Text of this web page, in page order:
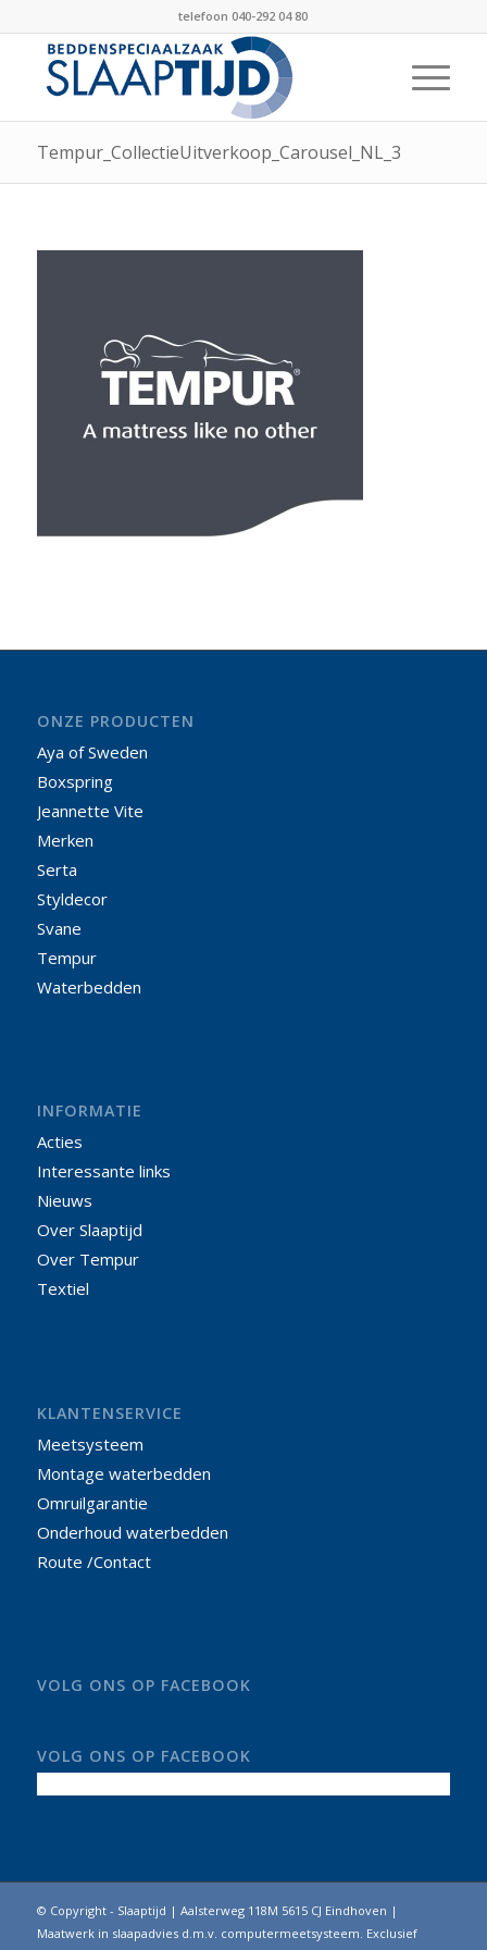
telefoon 040-292 04 80
Tempur_CollectieUitverkoop_Carousel_NL_3
ONZE PRODUCTEN
Aya of Sweden
Boxspring
Jeannette Vite
Merken
Serta
Styldecor
Svane
Tempur
Waterbedden
INFORMATIE
Acties
Interessante links
Nieuws
Over Slaaptijd
Over Tempur
Textiel
KLANTENSERVICE
Meetsysteem
Montage waterbedden
Omruilgarantie
Onderhoud waterbedden
Route /Contact
VOLG ONS OP FACEBOOK
VOLG ONS OP FACEBOOK
© Copyright - Slaaptijd | Aalsterweg 118M 5615 CJ Eindhoven |
Maatwerk in slaapadvies d.m.v. computermeetsysteem. Exclusief